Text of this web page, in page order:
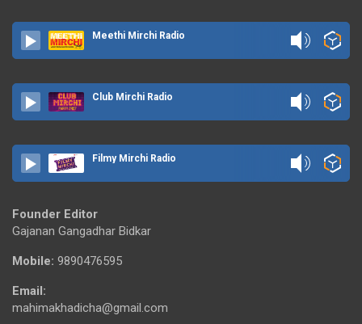
Meethi Mirchi Radio
Club Mirchi Radio
Filmy Mirchi Radio
Founder Editor
Gajanan Gangadhar Bidkar
Mobile: 9890476595
Email:
mahimakhadicha@gmail.com